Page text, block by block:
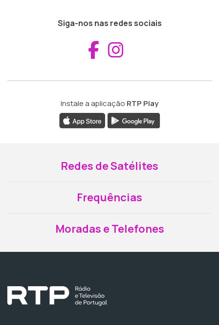
Siga-nos nas redes sociais
Aceder ao
Instale a aplicação RTP Play
Redes de Satélites
Frequências
Moradas e Telefones